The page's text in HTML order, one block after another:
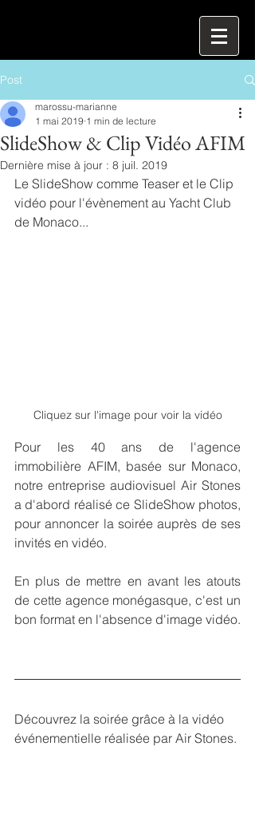
Post
SlideShow & Clip Vidéo AFIM
marossu-marianne
1 mai 2019 1 min de lecture
Dernière mise à jour : 8 juil. 2019
Le SlideShow comme Teaser et le Clip
vidéo pour l'évènement au Yacht Club
de Monaco...
Cliquez sur l'image pour voir la vidéo
Pour les 40 ans de l'agence
immobilière AFIM, basée sur Monaco,
notre entreprise audiovisuel Air Stones
a d'abord réalisé ce SlideShow photos,
pour annoncer la soirée auprès de ses
invités en vidéo.
En plus de mettre en avant les atouts
de cette agence monégasque, c'est un
bon format en l'absence d'image vidéo.
Découvrez la soirée grâce à la vidéo
événementielle réalisée par Air Stones.